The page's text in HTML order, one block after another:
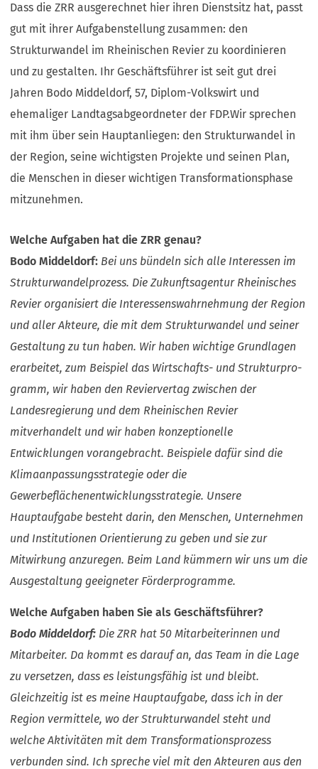
Dass die ZRR ausgerechnet hier ihren Dienstsitz hat, passt
gut mit ihrer Aufgabenstellung zusammen: den
Strukturwandel im Rheinischen Revier zu koordinieren
und zu gestalten. Ihr Geschäftsführer ist seit gut drei
Jahren Bodo Middeldorf, 57, Diplom-Volkswirt und
ehemaliger Landtagsabgeordneter der FDP.Wir sprechen
mit ihm über sein Hauptanliegen: den Strukturwandel in
der Region, seine wichtigsten Projekte und seinen Plan,
die Menschen in dieser wichtigen Transformationsphase
mitzunehmen.
Welche Aufgaben hat die ZRR genau?
Bodo Middeldorf: Bei uns bündeln sich alle Interessen im
Strukturwandelprozess. Die Zukunftsagentur Rheinisches
Revier organisiert die Interessenswahrnehmung der Region
und aller Akteure, die mit dem Strukturwandel und seiner
Gestaltung zu tun haben. Wir haben wichtige Grundlagen
erarbeitet, zum Beispiel das Wirtschafts- und Strukturpro-
gramm, wir haben den Reviervertag zwischen der
Landesregierung und dem Rheinischen Revier
mitverhandelt und wir haben konzeptionelle
Entwicklungen vorangebracht. Beispiele dafür sind die
Klimaanpassungsstrategie oder die
Gewerbeflächenentwicklungsstrategie. Unsere
Hauptaufgabe besteht darin, den Menschen, Unternehmen
und Institutionen Orientierung zu geben und sie zur
Mitwirkung anzuregen. Beim Land kümmern wir uns um die
Ausgestaltung geeigneter Förderprogramme.
Welche Aufgaben haben Sie als Geschäftsführer?
Bodo Middeldorf: Die ZRR hat 50 Mitarbeiterinnen und
Mitarbeiter. Da kommt es darauf an, das Team in die Lage
zu versetzen, dass es leistungsfähig ist und bleibt.
Gleichzeitig ist es meine Hauptaufgabe, dass ich in der
Region vermittele, wo der Strukturwandel steht und
welche Aktivitäten mit dem Transformationsprozess
verbunden sind. Ich spreche viel mit den Akteuren aus den